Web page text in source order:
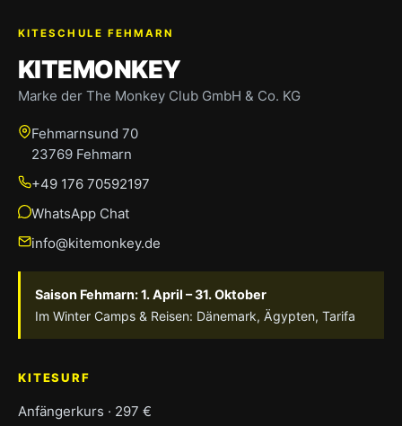
KITESCHULE FEHMARN
KITEMONKEY
Marke der The Monkey Club GmbH & Co. KG
Fehmarnsund 70
23769 Fehmarn
+49 176 70592197
WhatsApp Chat
info@kitemonkey.de
Saison Fehmarn: 1. April – 31. Oktober
Im Winter Camps & Reisen: Dänemark, Ägypten, Tarifa
KITESURF
Anfängerkurs · 297 €